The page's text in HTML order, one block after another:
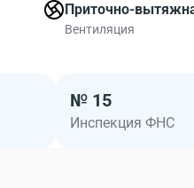
Приточно-
Вентиляция
№ 15
Инспекция ФНС